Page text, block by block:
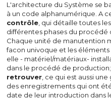
L'architecture du Système se
à un code alphanumérique. A
contrôle , qui détaille toutes
différentes phases du procédé
Chaque unité de manutention
facon univoque et les
elle - matériel/matériaux-
dans le procédé de
retrouver , ce qui est aussi
des enregistrements qui ont
date de leur introduction dans